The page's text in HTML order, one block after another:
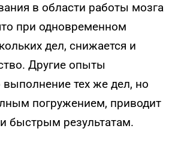
в области работы мозга
при одновременном
дел, снижается и
Другие опыты
тех же дел, но
погружением, приводит
быстрым результатам.